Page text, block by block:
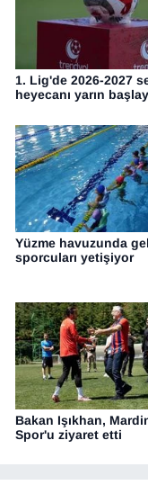
1. Lig'de 2026-2027
heyecanı yarın
Yüzme havuzunda
sporcuları yetişiyor
Bakan Işıkhan,
Spor'u ziyaret etti